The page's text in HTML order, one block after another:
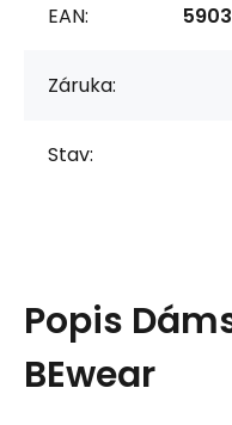
EAN:
Záruka:
Stav:
Popis
BEwear